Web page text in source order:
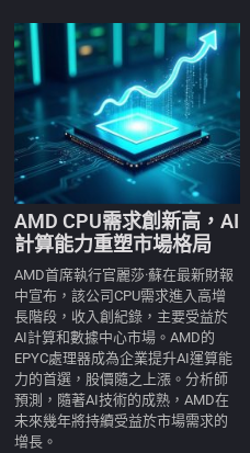
AMD CPU需求創新高，AI
計算能力重塑市場格局
AMD首席執行官麗莎·蘇在最新財報
中宣布，該公司CPU需求進入高增
長階段，收入創紀錄，主要受益於
AI計算和數據中心市場。AMD的
EPYC處理器成為企業提升AI運算能
力的首選，股價隨之上漲。分析師
預測，隨著AI技術的成熟，AMD在
未來幾年將持續受益於市場需求的
增長。